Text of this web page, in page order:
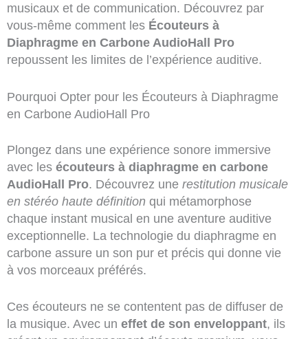
musicaux et de communication. Découvrez par
vous-même comment les Écouteurs à
Diaphragme en Carbone AudioHall Pro
repoussent les limites de l’expérience auditive.
Pourquoi Opter pour les Écouteurs à Diaphragme
en Carbone AudioHall Pro
Plongez dans une expérience sonore immersive
avec les écouteurs à diaphragme en carbone
AudioHall Pro. Découvrez une restitution musicale
en stéréo haute définition qui métamorphose
chaque instant musical en une aventure auditive
exceptionnelle. La technologie du diaphragme en
carbone assure un son pur et précis qui donne vie
à vos morceaux préférés.
Ces écouteurs ne se contentent pas de diffuser de
la musique. Avec un effet de son enveloppant, ils